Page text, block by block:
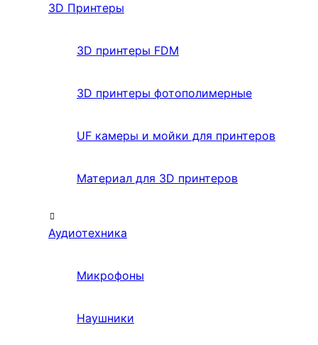
3D Принтеры
3D принтеры FDM
3D принтеры фотополимерные
UF камеры и мойки для принтеров
Материал для 3D принтеров
Аудиотехника
Микрофоны
Наушники